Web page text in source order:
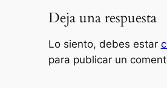
Deja una respuesta
Lo siento, debes estar
para publicar un